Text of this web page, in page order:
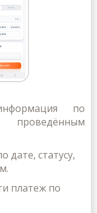
по
дате, статусу,
платеж по